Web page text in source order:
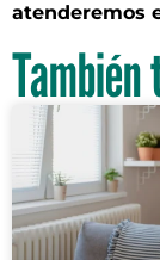
atenderemos